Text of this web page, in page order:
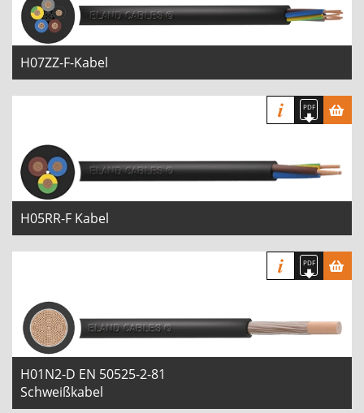
H07ZZ-F-Kabel
H05RR-F Kabel
H01N2-D EN 50525-2-81
Schweißkabel